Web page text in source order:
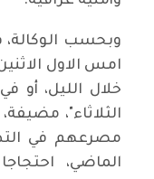
خلال الليل، أو
مصرعهم في
الماضي،